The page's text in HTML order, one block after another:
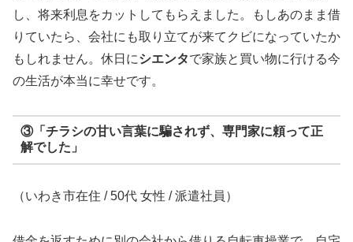
し、将来利息をカットしてもらえました。もしあのまま借
りていたら、会社にも取り立てが来てクビになっていたか
もしれません。休日にシエンタで家族と買い物に行ける今
の生活が本当に幸せです。
③「チラシの甘い言葉に騙されず、専門家に頼って正
解でした」
（いわき市在住 / 50代 女性 / 派遣社員）